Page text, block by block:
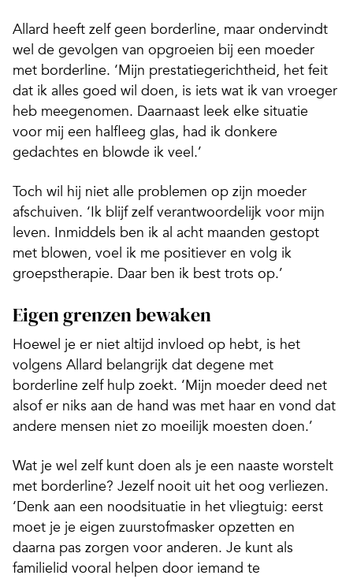
Allard heeft zelf geen borderline, maar ondervindt
wel de gevolgen van opgroeien bij een moeder
met borderline. ‘Mijn prestatiegerichtheid, het feit
dat ik alles goed wil doen, is iets wat ik van vroeger
heb meegenomen. Daarnaast leek elke situatie
voor mij een halfleeg glas, had ik donkere
gedachtes en blowde ik veel.’
Toch wil hij niet alle problemen op zijn moeder
afschuiven. ‘Ik blijf zelf verantwoordelijk voor mijn
leven. Inmiddels ben ik al acht maanden gestopt
met blowen, voel ik me positiever en volg ik
groepstherapie. Daar ben ik best trots op.’
Eigen grenzen bewaken
Hoewel je er niet altijd invloed op hebt, is het
volgens Allard belangrijk dat degene met
borderline zelf hulp zoekt. ‘Mijn moeder deed net
alsof er niks aan de hand was met haar en vond dat
andere mensen niet zo moeilijk moesten doen.’
Wat je wel zelf kunt doen als je een naaste worstelt
met borderline? Jezelf nooit uit het oog verliezen.
‘Denk aan een noodsituatie in het vliegtuig: eerst
moet je je eigen zuurstofmasker opzetten en
daarna pas zorgen voor anderen. Je kunt als
familielid vooral helpen door iemand te